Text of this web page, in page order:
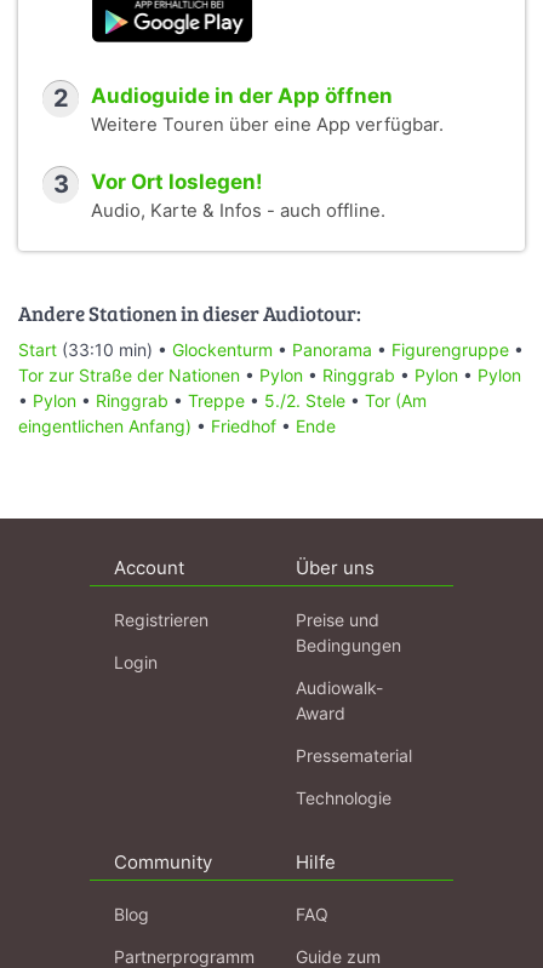
2 Audioguide in der App öffnen
Weitere Touren über eine App verfügbar.
3 Vor Ort loslegen!
Audio, Karte & Infos - auch offline.
Andere Stationen in dieser Audiotour:
Start (33:10 min) • Glockenturm • Panorama • Figurengruppe •
Tor zur Straße der Nationen • Pylon • Ringgrab • Pylon • Pylon
• Pylon • Ringgrab • Treppe • 5./2. Stele • Tor (Am
eingentlichen Anfang) • Friedhof • Ende
Account
Registrieren
Login
Über uns
Preise und
Bedingungen
Audiowalk-
Award
Pressematerial
Technologie
Community
Blog
Partnerprogramm
Hilfe
FAQ
Guide zum